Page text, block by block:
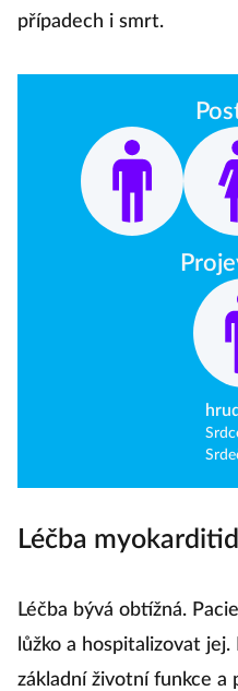
případech i smrt.
Léčba
Léčba bývá obtížná.
lůžko a hospitalizovat
základní životní funkce a